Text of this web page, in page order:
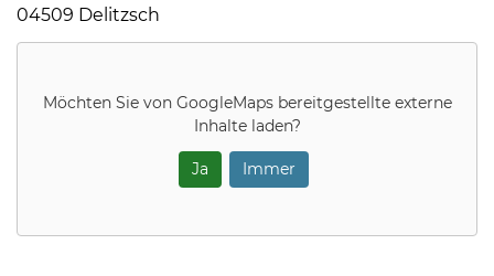
04509 Delitzsch
Möchten Sie von GoogleMapsbereitgestellte externe
Inhalte laden?
Ja Immer